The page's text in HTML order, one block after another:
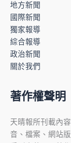
地方新聞
國際新聞
獨家報導
綜合報導
政治新聞
關於我們
著作權聲明
天晴報所刊載內
音、檔案、網站